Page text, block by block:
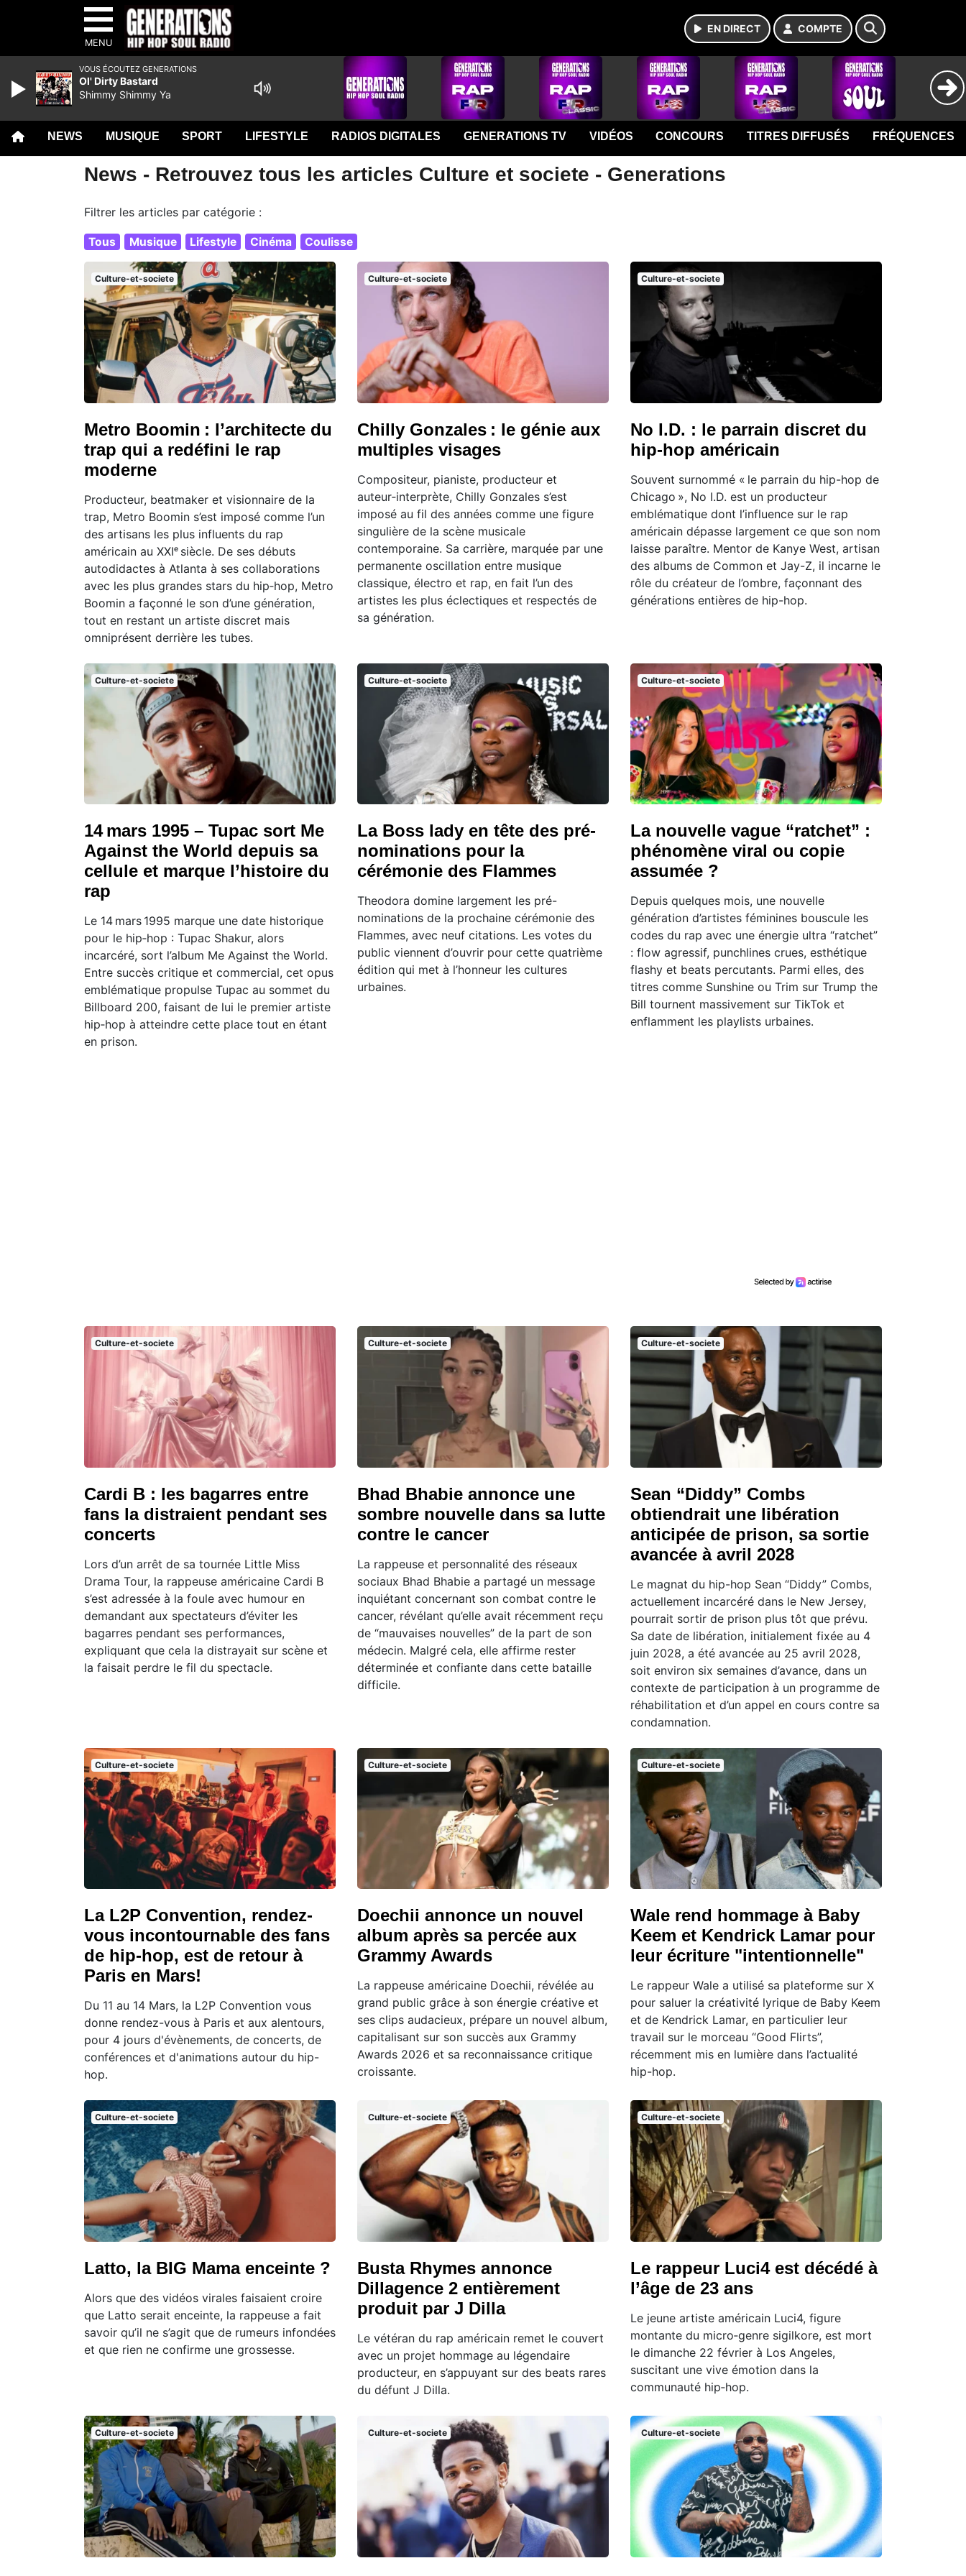
MENU
EN DIRECT COMPTE
NEWS MUSIQUE SPORT LIFESTYLE RADIOS DIGITALES GENERATIONS TV VIDÉOS CONCOURS TITRES DIFFUSÉS FRÉQUENCES
News - Retrouvez tous les articles Culture et societe - Generations
Filtrer les articles par catégorie :
Tous Musique Lifestyle Cinéma Coulisse
Culture-et-societe
Metro Boomin : l’architecte du
trap qui a redéfini le rap
moderne
Producteur, beatmaker et visionnaire de la
trap, Metro Boomin s’est imposé comme l’un
des artisans les plus influents du rap
américain au XXIᵉ siècle. De ses débuts
autodidactes à Atlanta à ses collaborations
avec les plus grandes stars du hip‑hop, Metro
Boomin a façonné le son d’une génération,
tout en restant un artiste discret mais
omniprésent derrière les tubes.
Culture-et-societe
Chilly Gonzales : le génie aux
multiples visages
Compositeur, pianiste, producteur et
auteur‑interprète, Chilly Gonzales s’est
imposé au fil des années comme une figure
singulière de la scène musicale
contemporaine. Sa carrière, marquée par une
permanente oscillation entre musique
classique, électro et rap, en fait l’un des
artistes les plus éclectiques et respectés de
sa génération.
Culture-et-societe
No I.D. : le parrain discret du
hip-hop américain
Souvent surnommé « le parrain du hip-hop de
Chicago », No I.D. est un producteur
emblématique dont l’influence sur le rap
américain dépasse largement ce que son nom
laisse paraître. Mentor de Kanye West, artisan
des albums de Common et Jay-Z, il incarne le
rôle du créateur de l’ombre, façonnant des
générations entières de hip-hop.
Culture-et-societe
14 mars 1995 – Tupac sort Me
Against the World depuis sa
cellule et marque l’histoire du
rap
Le 14 mars 1995 marque une date historique
pour le hip‑hop : Tupac Shakur, alors
incarcéré, sort l’album Me Against the World.
Entre succès critique et commercial, cet opus
emblématique propulse Tupac au sommet du
Billboard 200, faisant de lui le premier artiste
hip‑hop à atteindre cette place tout en étant
en prison.
Culture-et-societe
La Boss lady en tête des pré-
nominations pour la
cérémonie des Flammes
Theodora domine largement les pré-
nominations de la prochaine cérémonie des
Flammes, avec neuf citations. Les votes du
public viennent d’ouvrir pour cette quatrième
édition qui met à l’honneur les cultures
urbaines.
Culture-et-societe
La nouvelle vague “ratchet” :
phénomène viral ou copie
assumée ?
Depuis quelques mois, une nouvelle
génération d’artistes féminines bouscule les
codes du rap avec une énergie ultra “ratchet”
: flow agressif, punchlines crues, esthétique
flashy et beats percutants. Parmi elles, des
titres comme Sunshine ou Trim sur Trump the
Bill tournent massivement sur TikTok et
enflamment les playlists urbaines.
Culture-et-societe
Cardi B : les bagarres entre
fans la distraient pendant ses
concerts
Lors d’un arrêt de sa tournée Little Miss
Drama Tour, la rappeuse américaine Cardi B
s’est adressée à la foule avec humour en
demandant aux spectateurs d’éviter les
bagarres pendant ses performances,
expliquant que cela la distrayait sur scène et
la faisait perdre le fil du spectacle.
Culture-et-societe
Bhad Bhabie annonce une
sombre nouvelle dans sa lutte
contre le cancer
La rappeuse et personnalité des réseaux
sociaux Bhad Bhabie a partagé un message
inquiétant concernant son combat contre le
cancer, révélant qu’elle avait récemment reçu
de “mauvaises nouvelles” de la part de son
médecin. Malgré cela, elle affirme rester
déterminée et confiante dans cette bataille
difficile.
Culture-et-societe
Sean “Diddy” Combs
obtiendrait une libération
anticipée de prison, sa sortie
avancée à avril 2028
Le magnat du hip-hop Sean “Diddy” Combs,
actuellement incarcéré dans le New Jersey,
pourrait sortir de prison plus tôt que prévu.
Sa date de libération, initialement fixée au 4
juin 2028, a été avancée au 25 avril 2028,
soit environ six semaines d’avance, dans un
contexte de participation à un programme de
réhabilitation et d’un appel en cours contre sa
condamnation.
Culture-et-societe
La L2P Convention, rendez-
vous incontournable des fans
de hip-hop, est de retour à
Paris en Mars!
Du 11 au 14 Mars, la L2P Convention vous
donne rendez-vous à Paris et aux alentours,
pour 4 jours d'évènements, de concerts, de
conférences et d'animations autour du hip-
hop.
Culture-et-societe
Doechii annonce un nouvel
album après sa percée aux
Grammy Awards
La rappeuse américaine Doechii, révélée au
grand public grâce à son énergie créative et
ses clips audacieux, prépare un nouvel album,
capitalisant sur son succès aux Grammy
Awards 2026 et sa reconnaissance critique
croissante.
Culture-et-societe
Wale rend hommage à Baby
Keem et Kendrick Lamar pour
leur écriture "intentionnelle"
Le rappeur Wale a utilisé sa plateforme sur X
pour saluer la créativité lyrique de Baby Keem
et de Kendrick Lamar, en particulier leur
travail sur le morceau “Good Flirts”,
récemment mis en lumière dans l’actualité
hip-hop.
Culture-et-societe
Latto, la BIG Mama enceinte ?
Alors que des vidéos virales faisaient croire
que Latto serait enceinte, la rappeuse a fait
savoir qu’il ne s’agit que de rumeurs infondées
et que rien ne confirme une grossesse.
Culture-et-societe
Busta Rhymes annonce
Dillagence 2 entièrement
produit par J Dilla
Le vétéran du rap américain remet le couvert
avec un projet hommage au légendaire
producteur, en s’appuyant sur des beats rares
du défunt J Dilla.
Culture-et-societe
Le rappeur Luci4 est décédé à
l’âge de 23 ans
Le jeune artiste américain Luci4, figure
montante du micro‑genre sigilkore, est mort
le dimanche 22 février à Los Angeles,
suscitant une vive émotion dans la
communauté hip‑hop.
Culture-et-societe Culture-et-societe Culture-et-societe
VOUS ÉCOUTEZ GENERATIONS
Ol' Dirty Bastard
Shimmy Shimmy Ya